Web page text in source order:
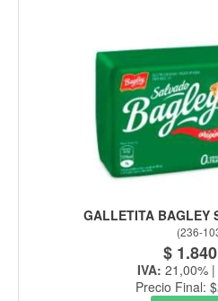
GALLETITA BAGLEY
(236-
$
IVA: 21,00%
Precio Final: